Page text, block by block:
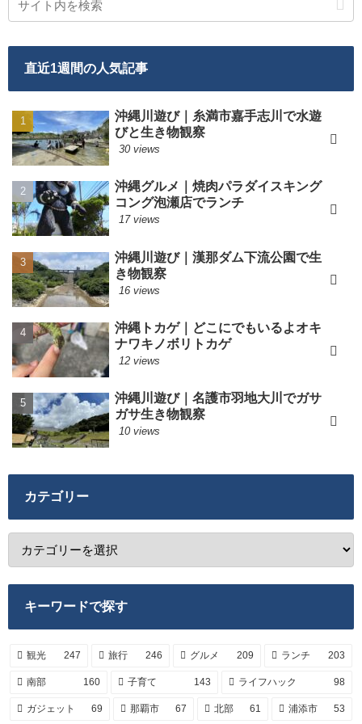
直近1週間の人気記事
沖縄川遊び｜糸満市嘉手志川で水遊
びと生き物観察
30 views
沖縄グルメ｜焼肉パラダイスキング
コング泡瀬店でランチ
17 views
沖縄川遊び｜漢那ダム下流公園で生
き物観察
16 views
沖縄トカゲ｜どこにでもいるよオキ
ナワキノボリトカゲ
12 views
沖縄川遊び｜名護市羽地大川でガサ
ガサ生き物観察
10 views
カテゴリー
キーワードで探す
観光 247 旅行 246 グルメ 209 ランチ 203
南部 160 子育て 143 ライフハック 98
ガジェット 69 那覇市 67 北部 61 浦添市 53